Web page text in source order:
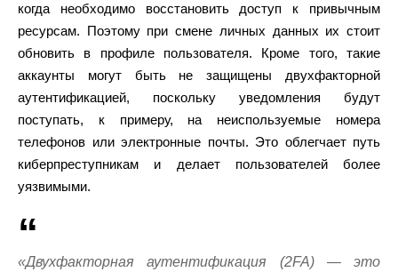
когда необходимо восстановить доступ к привычным
ресурсам. Поэтому при смене личных данных их стоит
обновить в профиле пользователя. Кроме того, такие
аккаунты могут быть не защищены двухфакторной
аутентификацией, поскольку уведомления будут
поступать, к примеру, на неиспользуемые номера
телефонов или электронные почты. Это облегчает путь
киберпреступникам и делает пользователей более
уязвимыми.
«Двухфакторная аутентификация (2FA) — это